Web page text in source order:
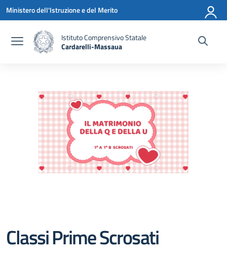
Vai ai contenuti
Vai al menu di navigazione
Vai al footer
Ministero dell'Istruzione e del Merito
Istituto Comprensivo Statale
Cardarelli-Massaua
Classi Prime Scrosati